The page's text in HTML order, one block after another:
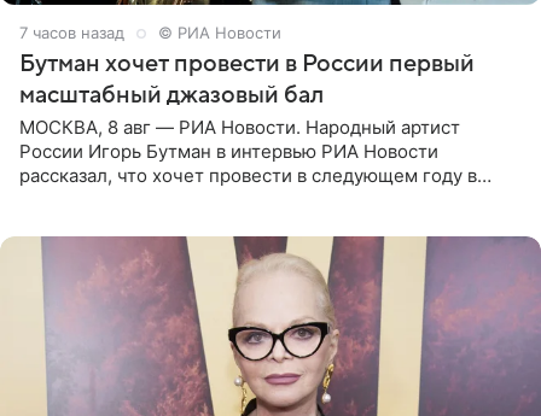
7 часов назад © РИА Новости
Бутман хочет провести в России первый
масштабный джазовый бал
МОСКВА, 8 авг — РИА Новости. Народный артист
России Игорь Бутман в интервью РИА Новости
рассказал, что хочет провести в следующем году в